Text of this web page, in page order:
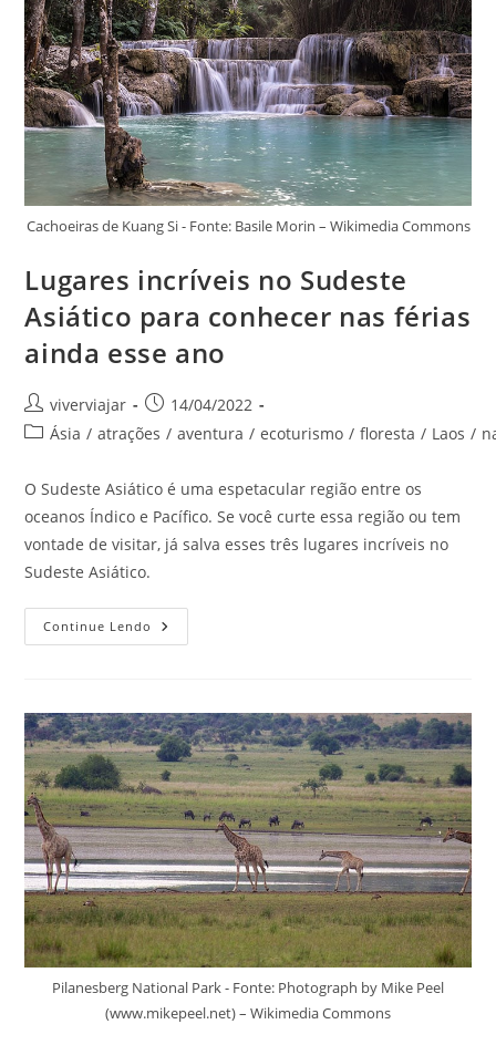
Apaixonar
Pelo
País
Cachoeiras de Kuang Si - Fonte: Basile Morin – Wikimedia Commons
Lugares incríveis no Sudeste
Asiático para conhecer nas férias
ainda esse ano
Autor
do
viverviajar
Post
publicado:
14/04/2022
Categoria
Ásia / atrações / aventura / ecoturismo / floresta / Laos /
O Sudeste Asiático é uma espetacular região entre os
oceanos Índico e Pacífico. Se você curte essa região ou tem
vontade de visitar, já salva esses três lugares incríveis no
Sudeste Asiático.
Continue Lendo Lugares
Incríveis
Conhecer
Nas
Férias
Ainda
Esse
Ano
Pilanesberg National Park - Fonte: Photograph by Mike Peel
(www.mikepeel.net) – Wikimedia Commons